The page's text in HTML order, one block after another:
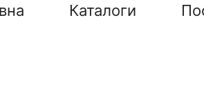
Каталоги